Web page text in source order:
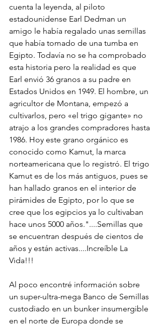
cuenta la leyenda, al piloto
estadounidense Earl Dedman un
amigo le había regalado unas semillas
que había tomado de una tumba en
Egipto. Todavía no se ha comprobado
esta historia pero la realidad es que
Earl envió 36 granos a su padre en
Estados Unidos en 1949. El hombre, un
agricultor de Montana, empezó a
cultivarlos, pero «el trigo gigante» no
atrajo a los grandes compradores hasta
1986. Hoy este grano orgánico es
conocido como Kamut, la marca
norteamericana que lo registró. El trigo
Kamut es de los más antiguos, pues se
han hallado granos en el interior de
pirámides de Egipto, por lo que se
cree que los egipcios ya lo cultivaban
hace unos 5000 años."....Semillas que
se encuentran después de cientos de
años y están activas....Increíble La
Vida!!!
Al poco encontré información sobre
un super-ultra-mega Banco de Semillas
custodiado en un bunker insumergible
en el norte de Europa donde se